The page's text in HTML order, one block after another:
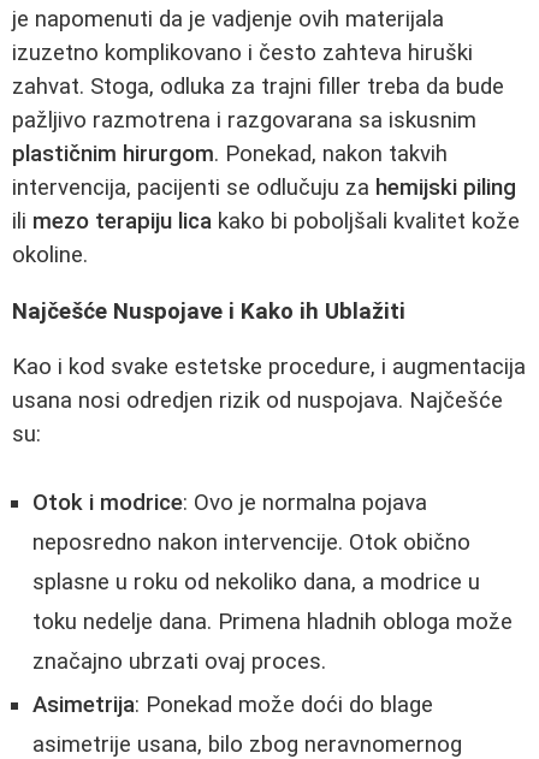
je napomenuti da je vadjenje ovih materijala
izuzetno komplikovano i često zahteva hiruški
zahvat. Stoga, odluka za trajni filler treba da bude
pažljivo razmotrena i razgovarana sa iskusnim
plastičnim hirurgom. Ponekad, nakon takvih
intervencija, pacijenti se odlučuju za hemijski piling
ili mezo terapiju lica kako bi poboljšali kvalitet kože
okoline.
Najčešće Nuspojave i Kako ih Ublažiti
Kao i kod svake estetske procedure, i augmentacija
usana nosi odredjen rizik od nuspojava. Najčešće
su:
Otok i modrice: Ovo je normalna pojava
neposredno nakon intervencije. Otok obično
splasne u roku od nekoliko dana, a modrice u
toku nedelje dana. Primena hladnih obloga može
značajno ubrzati ovaj proces.
Asimetrija: Ponekad može doći do blage
asimetrije usana, bilo zbog neravnomernog